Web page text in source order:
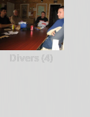
Divers (4)